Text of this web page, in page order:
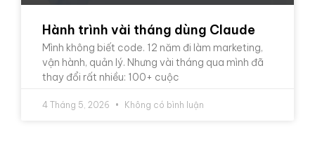
Hành trình vài tháng dùng Claude
Mình không biết code. 12 năm đi làm marketing,
vận hành, quản lý. Nhưng vài tháng qua mình đã
thay đổi rất nhiều: 100+ cuộc
4 Tháng 5, 2026 Không có bình luận